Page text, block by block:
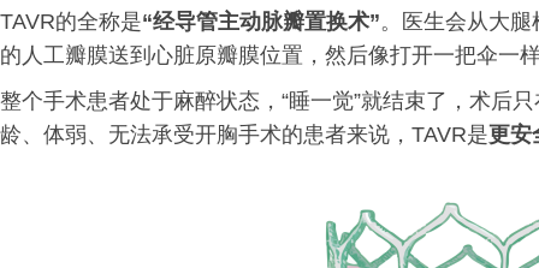
TAVR的全称是“经导管主动脉瓣置换术”。医生会从大
的人工瓣膜送到心脏原瓣膜位置，然后像打开一把伞一
整个手术患者处于麻醉状态，“睡一觉”就结束了，术后
龄、体弱、无法承受开胸手术的患者来说，TAVR是更安